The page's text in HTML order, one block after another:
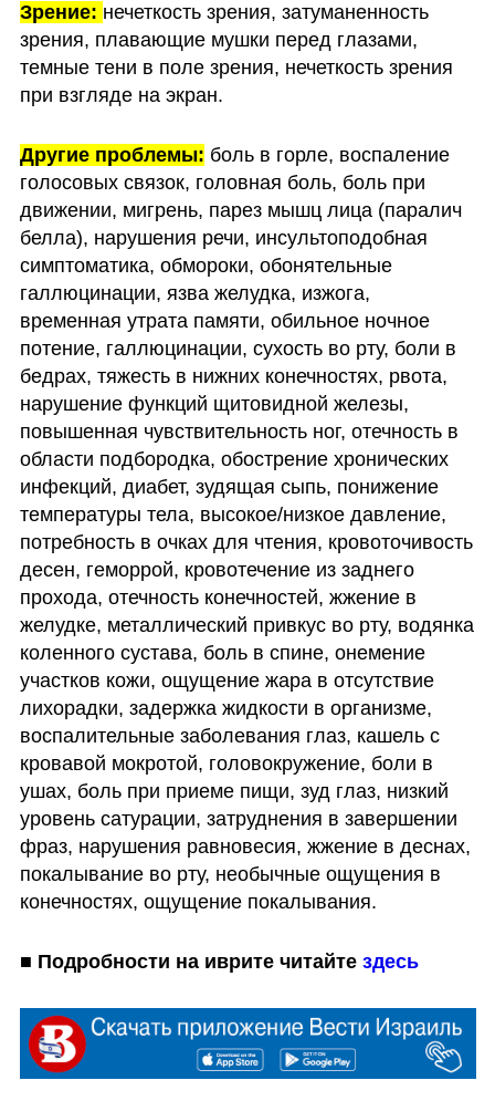
Зрение: нечеткость зрения, затуманенность
зрения, плавающие мушки перед глазами,
темные тени в поле зрения, нечеткость зрения
при взгляде на экран.
Другие проблемы: боль в горле, воспаление
голосовых связок, головная боль, боль при
движении, мигрень, парез мышц лица (паралич
белла), нарушения речи, инсультоподобная
симптоматика, обмороки, обонятельные
галлюцинации, язва желудка, изжога,
временная утрата памяти, обильное ночное
потение, галлюцинации, сухость во рту, боли в
бедрах, тяжесть в нижних конечностях, рвота,
нарушение функций щитовидной железы,
повышенная чувствительность ног, отечность в
области подбородка, обострение хронических
инфекций, диабет, зудящая сыпь, понижение
температуры тела, высокое/низкое давление,
потребность в очках для чтения, кровоточивость
десен, геморрой, кровотечение из заднего
прохода, отечность конечностей, жжение в
желудке, металлический привкус во рту, водянка
коленного сустава, боль в спине, онемение
участков кожи, ощущение жара в отсутствие
лихорадки, задержка жидкости в организме,
воспалительные заболевания глаз, кашель с
кровавой мокротой, головокружение, боли в
ушах, боль при приеме пищи, зуд глаз, низкий
уровень сатурации, затруднения в завершении
фраз, нарушения равновесия, жжение в деснах,
покалывание во рту, необычные ощущения в
конечностях, ощущение покалывания.
■ Подробности на иврите читайте здесь